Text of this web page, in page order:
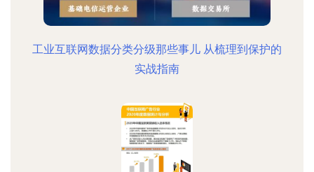
工业互联网数据分类分级那些事儿 从梳理到保护的
实战指南